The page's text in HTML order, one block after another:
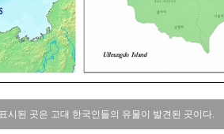
시된 곳은 고대 한국인들의 유물이 발견된 곳이다.